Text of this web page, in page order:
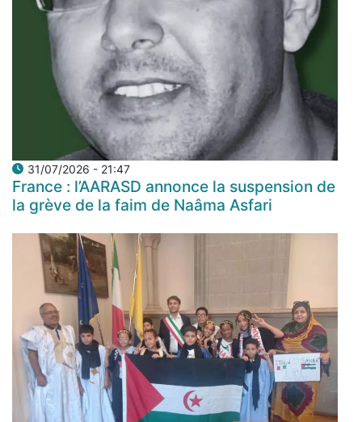
31/07/2026 - 21:47
France : l’AARASD annonce la suspension de
la grève de la faim de Naâma Asfari